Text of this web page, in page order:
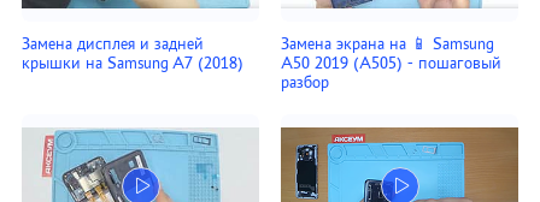
Замена дисплея и задней
крышки на Samsung A7 (2018)
Замена экрана на 📱 Samsung
A50 2019 (A505) - пошаговый
разбор